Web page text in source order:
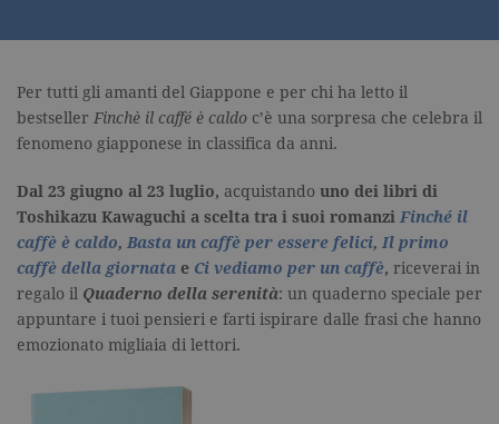
Per tutti gli amanti del Giappone e per chi ha letto il
bestseller Finchè il caffé è caldo c’è una sorpresa che celebra il
fenomeno giapponese in classifica da anni.
Dal 23 giugno al 23 luglio, acquistando uno dei libri di
Toshikazu Kawaguchi a scelta tra i suoi romanzi Finché il
caffè è caldo, Basta un caffè per essere felici, Il primo
caffè della giornata e Ci vediamo per un caffè, riceverai in
regalo il Quaderno della serenità: un quaderno speciale per
appuntare i tuoi pensieri e farti ispirare dalle frasi che hanno
emozionato migliaia di lettori.